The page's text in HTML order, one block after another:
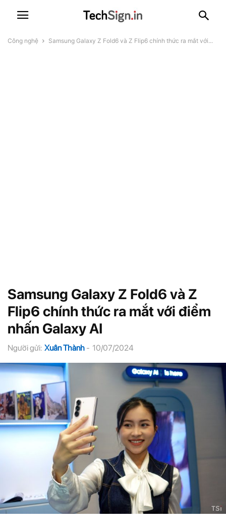
Công nghệ Samsung Galaxy Z Fold6 và Z Flip6 chính thức ra mắt với...
Samsung Galaxy Z Fold6 và Z
Flip6 chính thức ra mắt với điểm
nhấn Galaxy AI
Người gửi: Xuân Thành - 10/07/2024